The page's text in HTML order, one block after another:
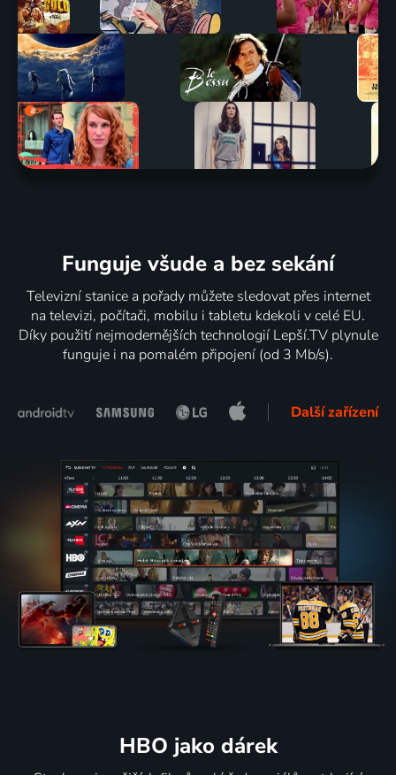
Funguje všude a bez sekání
Televizní stanice a pořady můžete sledovat přes internet
na televizi, počítači, mobilu i tabletu kdekoli v celé EU.
Díky použití nejmodernějších technologií Lepší.TV plynule
funguje i na pomalém připojení (od 3 Mb/s).
Další zařízení
HBO jako dárek